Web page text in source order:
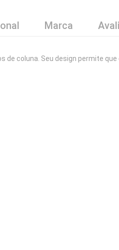
Marca
de coluna. Seu design permite